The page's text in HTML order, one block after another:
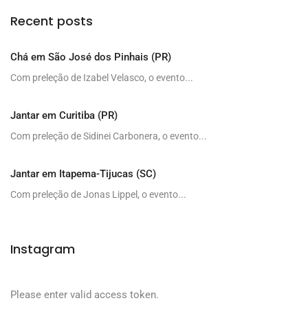
Recent posts
Chá em São José dos Pinhais (PR)
Com preleção de Izabel Velasco, o evento...
Jantar em Curitiba (PR)
Com preleção de Sidinei Carbonera, o evento...
Jantar em Itapema-Tijucas (SC)
Com preleção de Jonas Lippel, o evento...
Instagram
Please enter valid access token.